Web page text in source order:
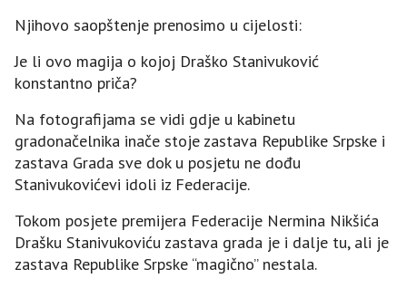
Njihovo saopštenje prenosimo u cijelosti:
Јe li ovo magija o kojoj Draško Stanivuković
konstantno priča?
Na fotografijama se vidi gd‌je u kabinetu
gradonačelnika inače stoje zastava Republike Srpske i
zastava Grada sve dok u posjetu ne dođu
Stanivukovićevi idoli iz Federacije.
Tokom posjete premijera Federacije Nermina Nikšića
Drašku Stanivukoviću zastava grada je i dalje tu, ali je
zastava Republike Srpske “magično” nestala.